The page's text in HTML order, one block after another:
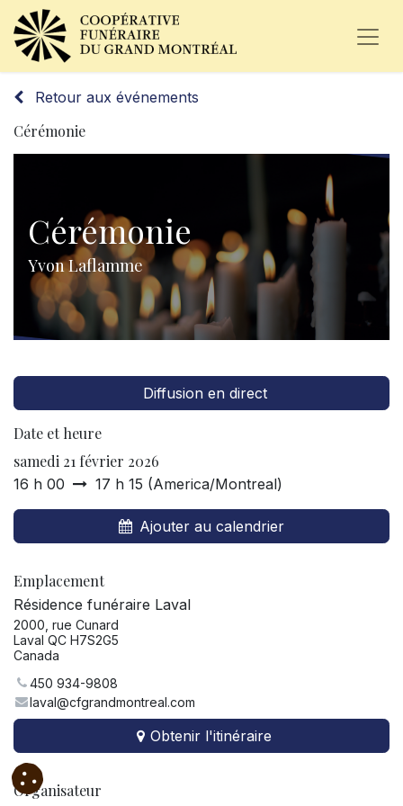
Retour aux événements
Cérémonie
Cérémonie
Yvon Laflamme
Diffusion en direct
Date et heure
samedi 21 février 2026
16 h 00 17 h 15 (America/Montreal)
Ajouter au calendrier
Emplacement
Résidence funéraire Laval
2000, rue Cunard
Laval QC H7S2G5
Canada
450 934-9808
laval@cfgrandmontreal.com
Obtenir l'itinéraire
Organisateur